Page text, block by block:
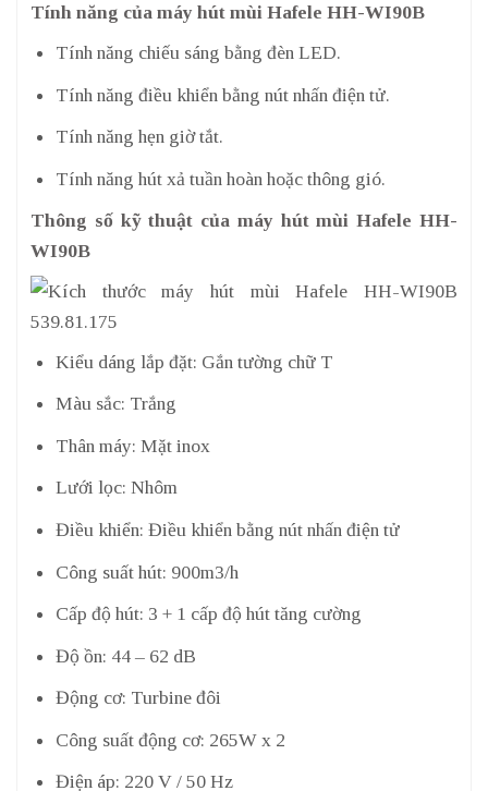
Tính năng của máy hút mùi Hafele HH-WI90B
Tính năng chiếu sáng bằng đèn LED.
Tính năng điều khiển bằng nút nhấn điện tử.
Tính năng hẹn giờ tắt.
Tính năng hút xả tuần hoàn hoặc thông gió.
Thông số kỹ thuật của máy hút mùi Hafele HH-
WI90B
Kiểu dáng lắp đặt: Gắn tường chữ T
Màu sắc: Trắng
Thân máy: Mặt inox
Lưới lọc: Nhôm
Điều khiển: Điều khiển bằng nút nhấn điện tử
Công suất hút: 900m3/h
Cấp độ hút: 3 + 1 cấp độ hút tăng cường
Độ ồn: 44 – 62 dB
Động cơ: Turbine đôi
Công suất động cơ: 265W x 2
Điện áp: 220 V / 50 Hz